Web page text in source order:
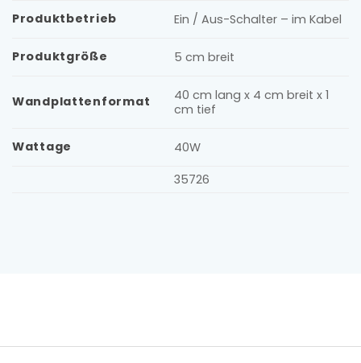
Produktbetrieb Ein / Aus-Schalter – im Kabel
Produktgröße 5 cm breit
Wandplattenformat
40 cm lang x 4 cm breit x 1
cm tief
Wattage
40W
35726